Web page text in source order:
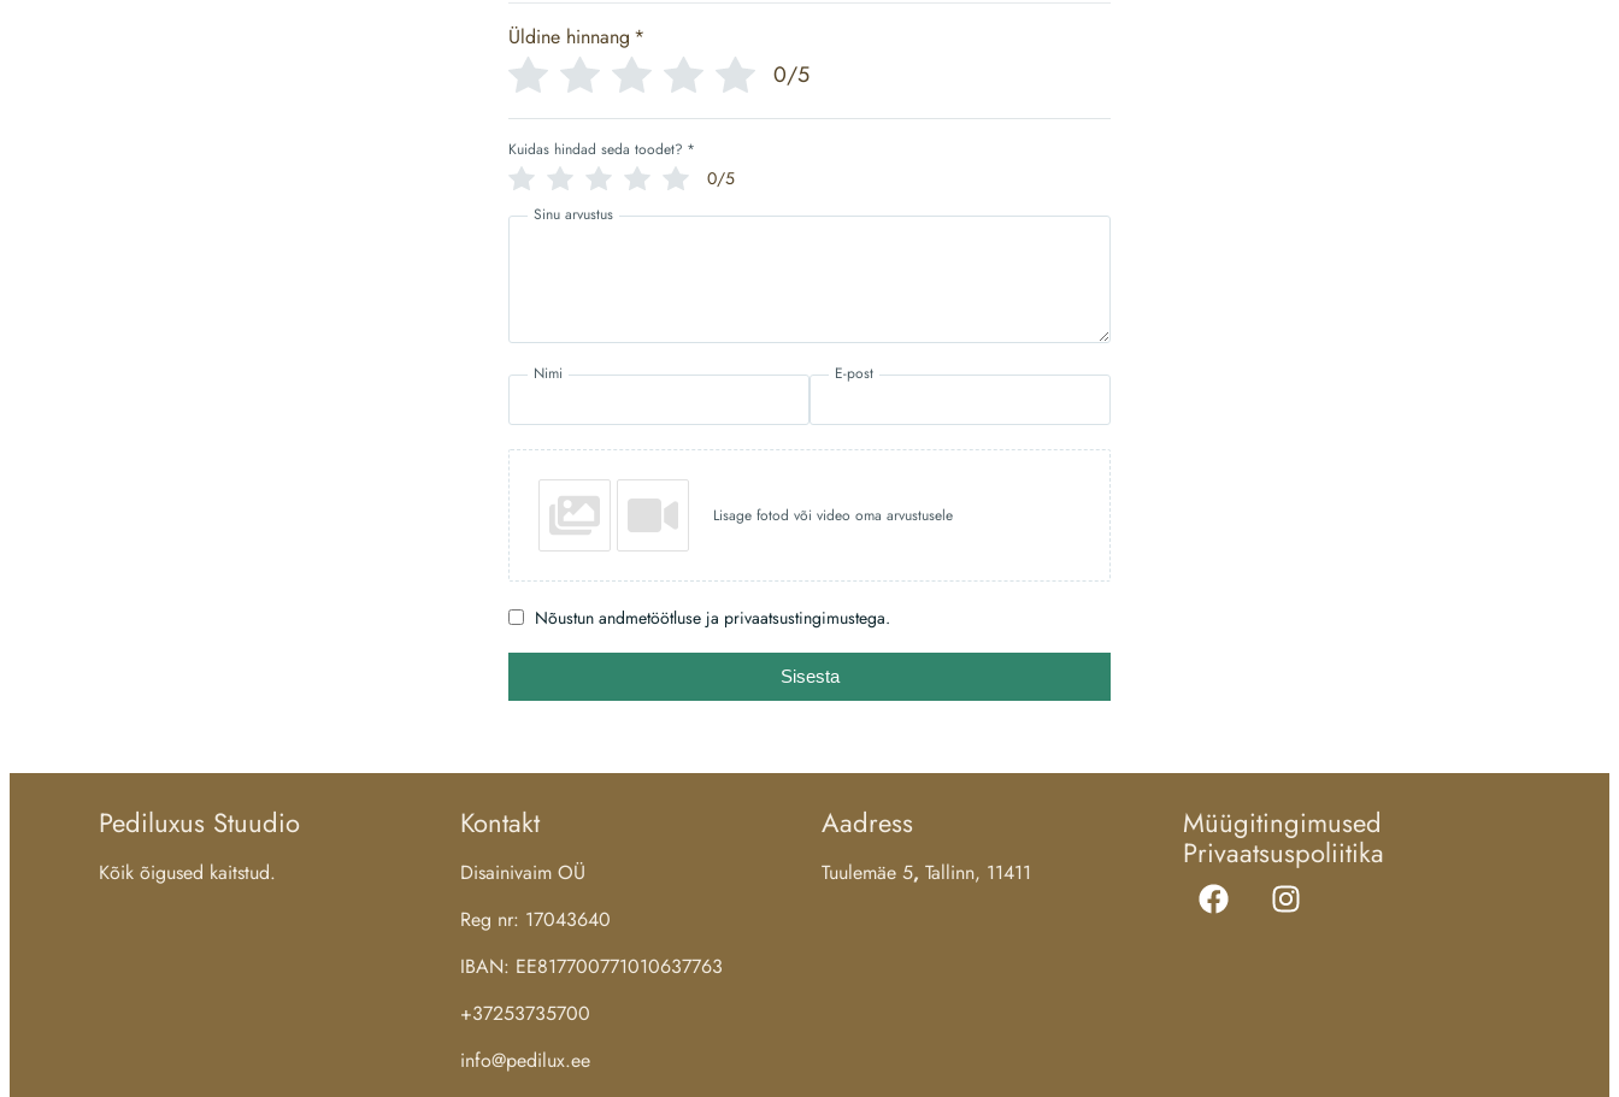
Üldine hinnang *
0/5
Kuidas hindad seda toodet? *
0/5
Sinu arvustus
Nimi E-post
Lisage fotod või video oma arvustusele
Nõustun andmetöötluse ja privaatsustingimustega.
Sisesta
Pediluxus Stuudio
Kõik õigused kaitstud.
Kontakt
Disainivaim OÜ
Reg nr: 17043640
IBAN: EE817700771010637763
+37253735700
info@pedilux.ee
Aadress
Tuulemäe 5, Tallinn, 11411
Müügitingimused
Privaatsuspoliitika